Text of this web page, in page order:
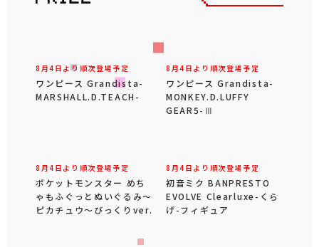
8月4日より順次登場予定
ワンピース Grandista-
MARSHALL.D.TEACH-
8月4日より順次登場予定
ワンピース Grandista-
MONKEY.D.LUFFY
GEAR5-Ⅲ
8月4日より順次登場予定
ポケットモンスター めち
ゃもふぐっとぬいぐるみ～
ピカチュウ～びっくりver.
8月4日より順次登場予定
初音ミク BANPRESTO
EVOLVE Clearluxe-くら
げ-フィギュア